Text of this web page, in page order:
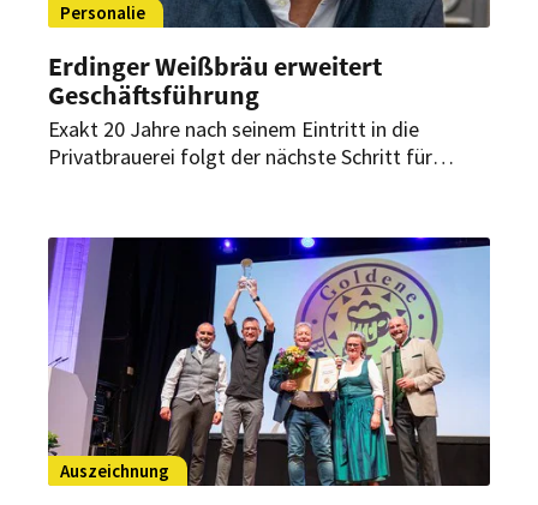
Personalie
Erdinger Weißbräu erweitert
Geschäftsführung
Exakt 20 Jahre nach seinem Eintritt in die
Privatbrauerei folgt der nächste Schritt für
Organisation bei der Privatbrauerei Erdinger
Weißbräu Werner Brombach GmbH.
Auszeichnung